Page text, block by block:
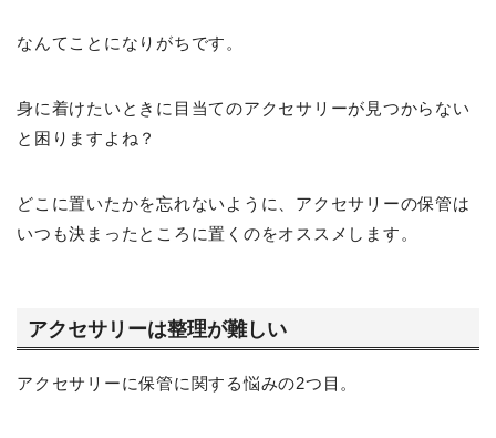
なんてことになりがちです。
身に着けたいときに目当てのアクセサリーが見つからない
と困りますよね？
どこに置いたかを忘れないように、アクセサリーの保管は
いつも決まったところに置くのをオススメします。
アクセサリーは整理が難しい
アクセサリーに保管に関する悩みの2つ目。